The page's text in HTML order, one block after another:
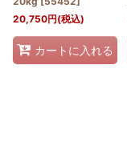
20,750円(税込)
カートに入れる